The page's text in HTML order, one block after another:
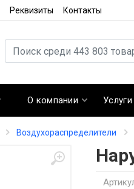
Реквизиты Контакты
О компании Услуги
Воздухораспределители